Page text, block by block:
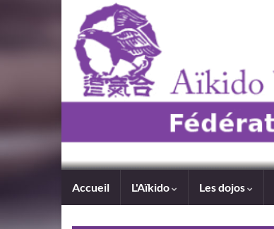
Accueil L'Aïkido Les dojos